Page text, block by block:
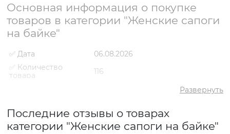
Основная информация о покупке
товаров в категории "Женские сапоги
на байке"
✅ Дата
06.08.2026
✅ Количество
товара
116
✅ Самый дешевый
товар
2092 грн
Развернуть
Последние отзывы о товарах
категории "Женские сапоги на байке"